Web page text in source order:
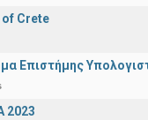
Crete
Επιστήμης
2023